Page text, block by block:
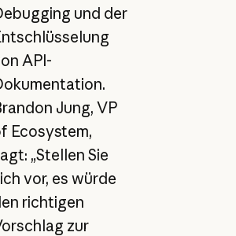
und der
API-
Jung, VP
Ecosystem,
„Stellen Sie
vor, es würde
richtigen
zur